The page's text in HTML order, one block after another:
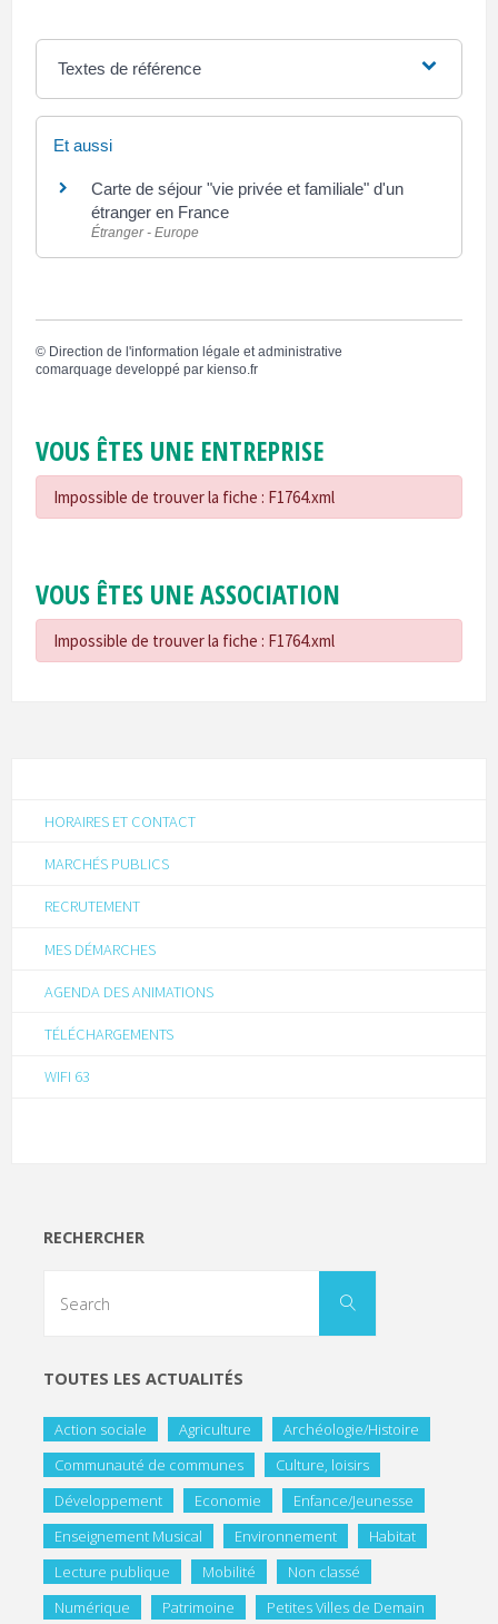
Textes de référence
Et aussi
Carte de séjour "vie privée et familiale" d'un
étranger en France
Étranger - Europe
© Direction de l'information légale et administrative
comarquage developpé par kienso.fr
VOUS ÊTES UNE ENTREPRISE
Impossible de trouver la fiche : F1764.xml
VOUS ÊTES UNE ASSOCIATION
Impossible de trouver la fiche : F1764.xml
HORAIRES ET CONTACT
MARCHÉS PUBLICS
RECRUTEMENT
MES DÉMARCHES
AGENDA DES ANIMATIONS
TÉLÉCHARGEMENTS
WIFI 63
RECHERCHER
TOUTES LES ACTUALITÉS
Action sociale Agriculture
Archéologie/Histoire
Communauté de communes
Culture, loisirs
Développement
Economie
Enfance/Jeunesse
Enseignement Musical
Environnement
Habitat
Lecture publique
Mobilité
Non classé
Numérique
Patrimoine
Petites Villes de Demain